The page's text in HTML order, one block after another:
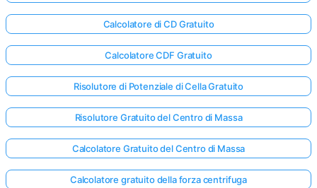
Calcolatore di CD Gratuito
Calcolatore CDF Gratuito
Risolutore di Potenziale di Cella Gratuito
Risolutore Gratuito del Centro di Massa
Calcolatore Gratuito del Centro di Massa
Calcolatore gratuito della forza centrifuga